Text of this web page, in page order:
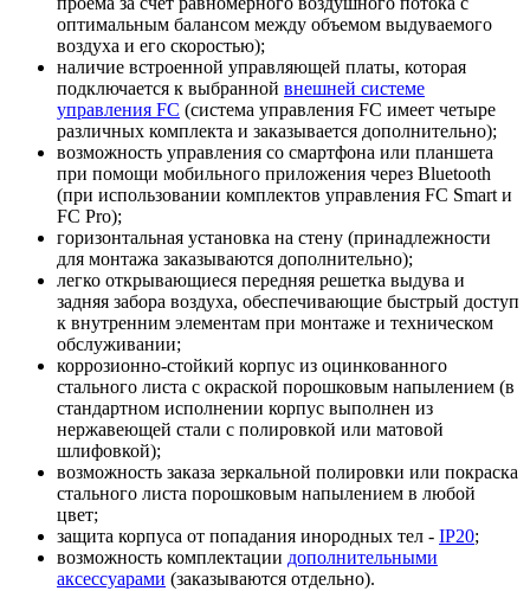
оптимальным балансом между объемом выдуваемого
воздуха и его скоростью);
наличие встроенной управляющей платы, которая
подключается к выбранной внешней системе
управления FC (система управления FC имеет четыре
различных комплекта и заказывается дополнительно);
возможность управления со смартфона или планшета
при помощи мобильного приложения через Bluetooth
(при использовании комплектов управления FC Smart и
FC Pro);
горизонтальная установка на стену (принадлежности
для монтажа заказываются дополнительно);
легко открывающиеся передняя решетка выдува и
задняя забора воздуха, обеспечивающие быстрый доступ
к внутренним элементам при монтаже и техническом
обслуживании;
коррозионно-стойкий корпус из оцинкованного
стального листа c окраской порошковым напылением (в
стандартном исполнении корпус выполнен из
нержавеющей стали с полировкой или матовой
шлифовкой);
возможность заказа зеркальной полировки или покраска
стального листа порошковым напылением в любой
цвет;
защита корпуса от попадания инородных тел - IP20;
возможность комплектации дополнительными
аксессуарами (заказываются отдельно).